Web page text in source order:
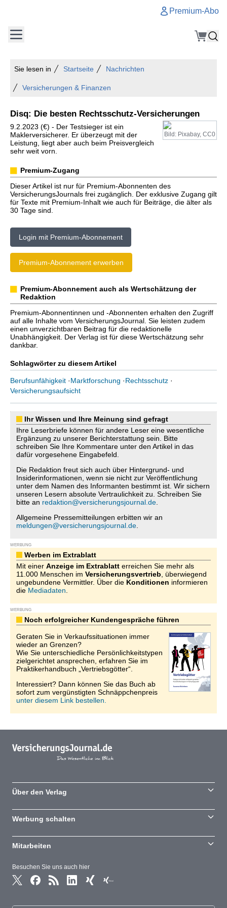
Premium-Abo
Sie lesen in Startseite Nachrichten
Versicherungen & Finanzen
Disq: Die besten Rechtsschutz-Versicherungen
Bild: Pixabay, CC0
9.2.2023 (€) - Der Testsieger ist ein
Maklerversicherer. Er überzeugt mit der
Leistung, liegt aber auch beim Preisvergleich
sehr weit vorn.
Premium-Zugang
Dieser Artikel ist nur für Premium-Abonnenten des
VersicherungsJournals frei zugänglich. Der exklusive Zugang gilt
für Texte mit Premium-Inhalt wie auch für Beiträge, die älter als
30 Tage sind.
Login mit Premium-Abonnement
Premium-Abonnement erwerben
Premium-Abonnement auch als Wertschätzung der
Redaktion
Premium-Abonnentinnen und -Abonnenten erhalten den Zugriff
auf alle Inhalte vom VersicherungsJournal. Sie leisten zudem
einen unverzichtbaren Beitrag für die redaktionelle
Unabhängigkeit. Der Verlag ist für diese Wertschätzung sehr
dankbar.
Schlagwörter zu diesem Artikel
Berufsunfähigkeit ·Marktforschung ·Rechtsschutz ·
Versicherungsaufsicht
Ihr Wissen und Ihre Meinung sind gefragt
Ihre Leserbriefe können für andere Leser eine wesentliche
Ergänzung zu unserer Berichterstattung sein. Bitte
schreiben Sie Ihre Kommentare unter den Artikel in das
dafür vorgesehene Eingabefeld.
Die Redaktion freut sich auch über Hintergrund- und
Insiderinformationen, wenn sie nicht zur Veröffentlichung
unter dem Namen des Informanten bestimmt ist. Wir sichern
unseren Lesern absolute Vertraulichkeit zu. Schreiben Sie
bitte an redaktion@versicherungsjournal.de
Allgemeine Pressemitteilungen erbitten wir an
meldungen@versicherungsjournal.de
WERBUNG
Werben im Extrablatt
Mit einer Anzeige im Extrablatt erreichen Sie mehr als
11.000 Menschen im Versicherungsvertrieb , überwiegend
ungebundene Vermittler. Über die Konditionen informieren
die Mediadaten
WERBUNG
Noch erfolgreicher Kundengespräche führen
Geraten Sie in Verkaufssituationen immer
wieder an Grenzen?
Wie Sie unterschiedliche Persönlichkeitstypen
zielgerichtet ansprechen, erfahren Sie im
Praktikerhandbuch „Vertriebsgötter“.
Interessiert? Dann können Sie das Buch ab
sofort zum vergünstigten Schnäppchenpreis
unter diesem Link bestellen.
Besuchen Sie uns auch hier
Über den Verlag
Werbung schalten
Mitarbeiten